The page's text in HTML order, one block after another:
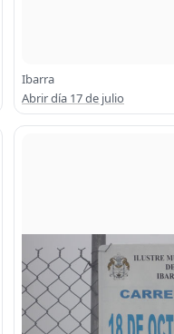
Ibarra
Abrir día 17 de julio